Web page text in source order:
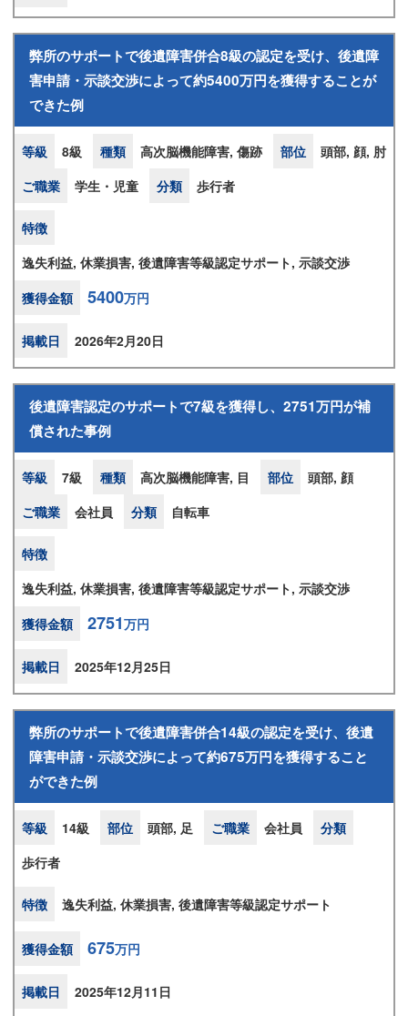
弊所のサポートで後遺障害併合8級の認定を受け、後遺障
害申請・示談交渉によって約5400万円を獲得することが
できた例
等級 8級 種類 高次脳機能障害, 傷跡 部位
頭部, 顔, 肘
ご職業
学生・児童 分類 歩行者
特徴
逸失利益, 休業損害, 後遺障害等級認定サポート, 示談交渉
獲得金額
5400万円
掲載日 2026年2月20日
後遺障害認定のサポートで7級を獲得し、2751万円が補
償された事例
等級 7級 種類 高次脳機能障害, 目 部位
頭部, 顔
ご職業
会社員 分類 自転車
特徴
逸失利益, 休業損害, 後遺障害等級認定サポート, 示談交渉
獲得金額
2751万円
掲載日 2025年12月25日
弊所のサポートで後遺障害併合14級の認定を受け、後遺
障害申請・示談交渉によって約675万円を獲得すること
ができた例
等級 14級 部位 頭部, 足 ご職業 会社員
分類
歩行者
特徴 逸失利益, 休業損害, 後遺障害等級認定サポート
獲得金額 675万円
掲載日 2025年12月11日